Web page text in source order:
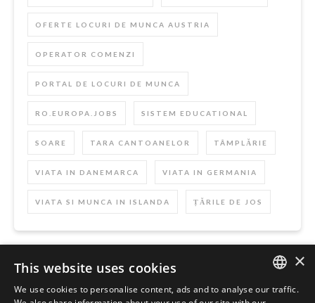
OFERTE LOCURI DE MUNCA AUSTRIA
OPERATOR COMENZI
PORTAL DE LOCURI DE MUNCA
RO.EUROPA.JOBS SISTEM EDUCATIONAL
SOARE TARA CANTOANELOR TÂMPLĂRIE
VIATA IN DANEMARCA VIATA IN GERMANIA
VIATA SI MUNCA IN ISLANDA ȚĂRILE DE JOS
ENGLISH
×
This website uses cookies
We use cookies to personalise content, ads and to analyse our traffic.